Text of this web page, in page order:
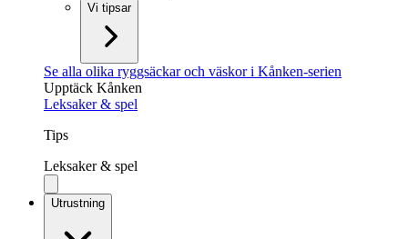
Vi tipsar
Se alla olika ryggsäckar och väskor i Kånken-serien
Upptäck Kånken
Leksaker & spel
Tips
Leksaker & spel
Utrustning